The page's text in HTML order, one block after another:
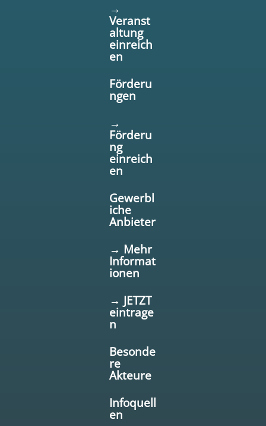
→
Veranst
altung
einreich
en
Förderu
ngen
→
Förderu
ng
einreich
en
Gewerbl
iche
Anbieter
→ Mehr
Informat
ionen
→ JETZT
eintrage
n
Besonde
re
Akteure
Infoquell
en